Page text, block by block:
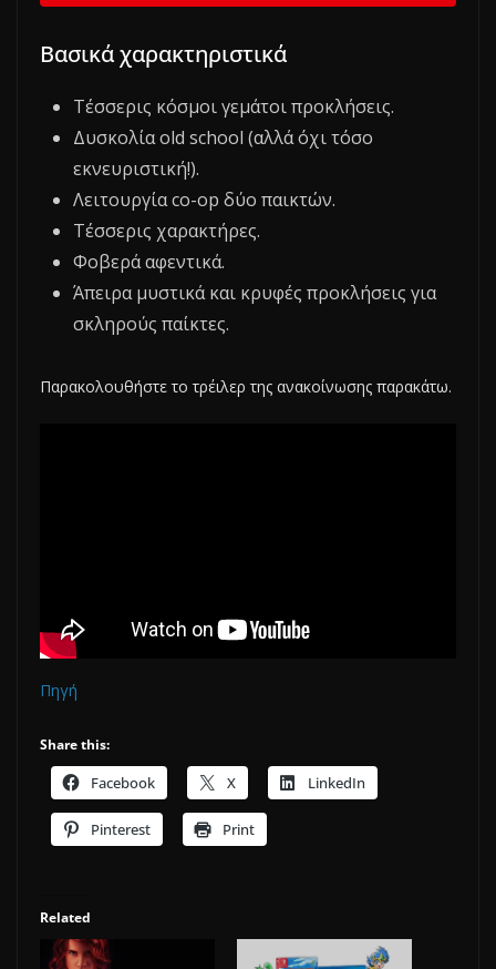
Βασικά χαρακτηριστικά
Τέσσερις κόσμοι γεμάτοι προκλήσεις.
Δυσκολία old school (αλλά όχι τόσο
εκνευριστική!).
Λειτουργία co-op δύο παικτών.
Τέσσερις χαρακτήρες.
Φοβερά αφεντικά.
Άπειρα μυστικά και κρυφές προκλήσεις για
σκληρούς παίκτες.
Παρακολουθήστε το τρέιλερ της ανακοίνωσης παρακάτω.
Πηγή
Share this:
Facebook X LinkedIn
Pinterest Print
Related